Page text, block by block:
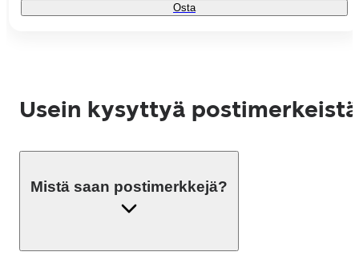
Osta
Usein kysyttyä postimerkeistä
Mistä saan postimerkkejä?